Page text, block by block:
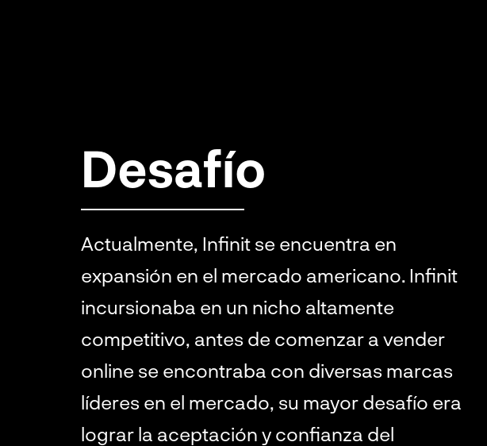
Desafío
Actualmente, Infinit se encuentra en
expansión en el mercado americano. Infinit
incursionaba en un nicho altamente
competitivo, antes de comenzar a vender
online se encontraba con diversas marcas
líderes en el mercado, su mayor desafío era
lograr la aceptación y confianza del